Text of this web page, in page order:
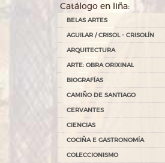
Catálogo en liña:
BELAS ARTES
AGUILAR / CRISOL - CRISOLÍN
ARQUITECTURA
ARTE: OBRA ORIXINAL
BIOGRAFÍAS
CAMIÑO DE SANTIAGO
CERVANTES
CIENCIAS
COCIÑA E GASTRONOMÍA
COLECCIONISMO